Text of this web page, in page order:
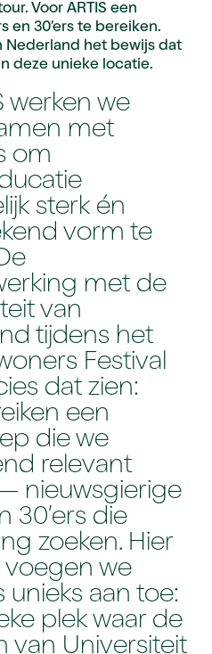
Voor ARTIS een
en 30’ers te bereiken.
Nederland het bewijs dat
deze unieke locatie.
werken we
met
om
sterk én
vorm te
met de
van
tijdens het
Festival
dat zien:
een
die we
relevant
nieuwsgierige
30’ers die
zoeken. Hier
voegen we
unieks aan toe:
plek waar de
van Universiteit